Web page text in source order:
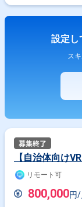
設定し
ス
【自治体向け
リモート可
800,000円/